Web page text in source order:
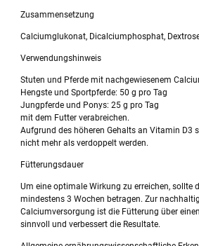
Zusammensetzung
Calciumglukonat, Dicalciumphosphat,
Verwendungshinweis
Stuten und Pferde mit nachgewiesenem
Hengste und Sportpferde: 50 g pro Tag
Jungpferde und Ponys: 25 g pro Tag
mit dem Futter verabreichen.
Aufgrund des höheren Gehalts an Vitamin D3
nicht mehr als verdoppelt werden.
Fütterungsdauer
Um eine optimale Wirkung zu erreichen, sollte
mindestens 3 Wochen betragen. Zur
Calciumversorgung ist die Fütterung über
sinnvoll und verbessert die Resultate.